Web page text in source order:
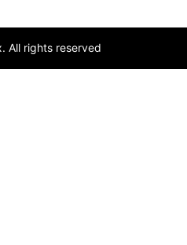
All rights reserved